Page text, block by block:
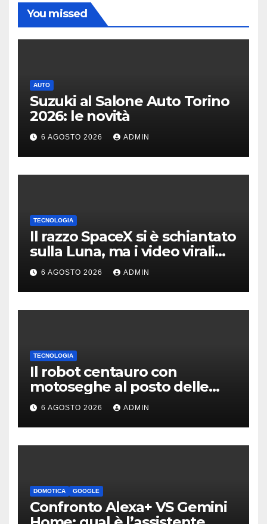
You missed
AUTO
Suzuki al Salone Auto Torino
2026: le novità
6 AGOSTO 2026 ADMIN
TECNOLOGIA
Il razzo SpaceX si è schiantato
sulla Luna, ma i video virali
erano quasi tutti falsi
6 AGOSTO 2026 ADMIN
TECNOLOGIA
Il robot centauro con
motoseghe al posto delle
mani è pronto per le missioni
impossibili
6 AGOSTO 2026 ADMIN
DOMOTICA GOOGLE
Confronto Alexa+ VS Gemini